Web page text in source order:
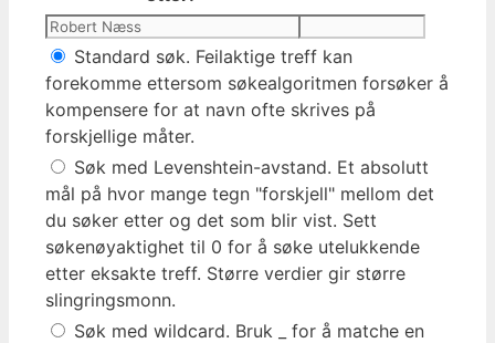
Standard søk. Feilaktige treff kan
forekomme ettersom søkealgoritmen forsøker å
kompensere for at navn ofte skrives på
forskjellige måter.
Søk med Levenshtein-avstand. Et absolutt
mål på hvor mange tegn "forskjell" mellom det
du søker etter og det som blir vist. Sett
søkenøyaktighet til 0 for å søke utelukkende
etter eksakte treff. Større verdier gir større
slingringsmonn.
Søk med wildcard. Bruk _ for å matche en